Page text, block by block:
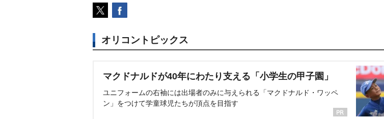
オリコントピックス
マクドナルドが40年にわたり支える「小学生の甲子園」
ユニフォームの右袖には出場者のみに与えられる「マクドナルド・ワッペ
ン」をつけて学童球児たちが頂点を目指す